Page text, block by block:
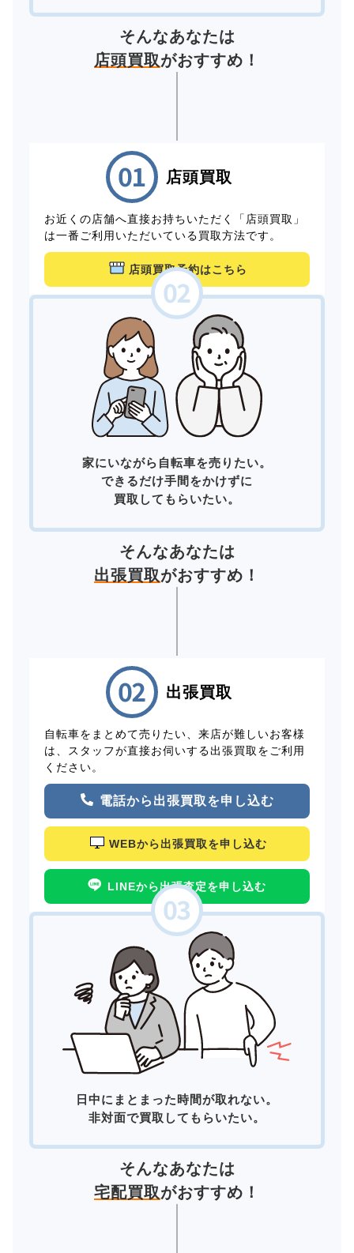
そんなあなたは
店頭買取がおすすめ！
店頭買取
お近くの店舗へ直接お持ちいただく「店頭買取」
は一番ご利用いただいている買取方法です。
店頭買取予約はこちら
家にいながら自転車を売りたい。
できるだけ手間をかけずに
買取してもらいたい。
そんなあなたは
出張買取がおすすめ！
出張買取
自転車をまとめて売りたい、来店が難しいお客様
は、スタッフが直接お伺いする出張買取をご利用
ください。
電話から出張買取を申し込む
WEBから出張買取を申し込む
LINEから出張査定を申し込む
日中にまとまった時間が取れない。
非対面で買取してもらいたい。
そんなあなたは
宅配買取がおすすめ！